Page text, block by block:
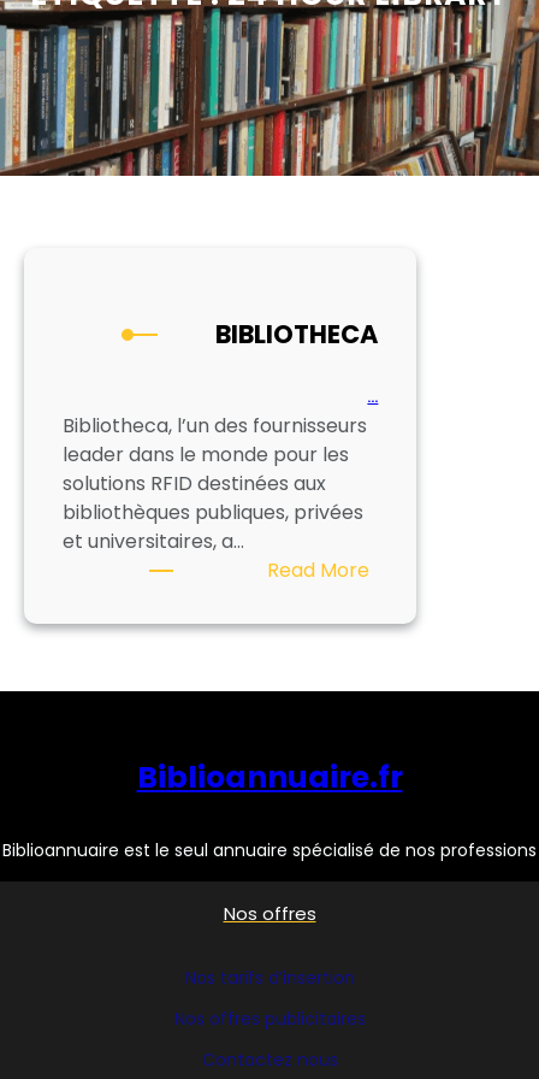
BIBLIOTHECA
…
Bibliotheca, l’un des fournisseurs
leader dans le monde pour les
solutions RFID destinées aux
bibliothèques publiques, privées
et universitaires, a…
Read More:
Biblioannuaire.fr
Biblioannuaire est le seul annuaire spécialisé de nos professions
Nos offres
Nos tarifs d’insertion
Nos offres publicitaires
Contactez nous